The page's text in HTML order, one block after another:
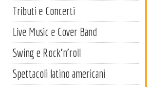
Tributi e Concerti
Live Music e Cover Band
Swing e Rock'n'roll
Spettacoli latino americani